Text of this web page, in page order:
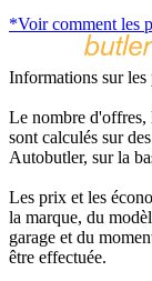
*Voir comment les
Informations sur
Le nombre d'offres,
sont calculés sur
Autobutler, sur la
Les prix et les
la marque, du
garage et du
être effectuée.